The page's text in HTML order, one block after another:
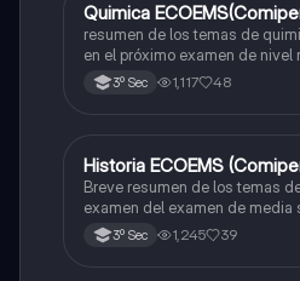
Química
Quimica
resumen de los temas de
en el próximo examen de nivel
zona metropolitana de el valle
3º Sec 1,117 48
Historia
Historia ECOEMS
Breve resumen de los temas
examen del examen de media
valle de México
3º Sec 1,245 39